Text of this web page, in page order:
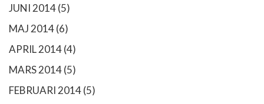
JUNI 2014(5)
MAJ 2014(6)
APRIL 2014(4)
MARS 2014(5)
FEBRUARI 2014(5)